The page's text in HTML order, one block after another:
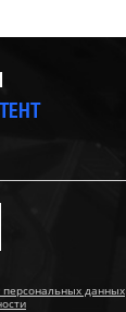
персональных данных